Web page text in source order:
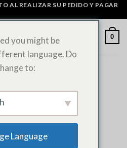
AL REALIZAR SU PEDIDO Y PAGAR
0
you might be
language. Do
to:
Language